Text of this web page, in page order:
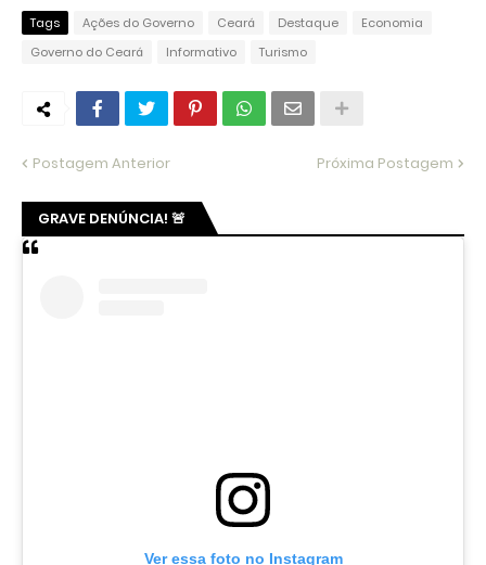
Tags Ações do Governo Ceará Destaque
Economia
Governo do Ceará
Informativo Turismo
Postagem Anterior Próxima Postagem
GRAVE DENÚNCIA! 🚨
Ver essa foto no Instagram